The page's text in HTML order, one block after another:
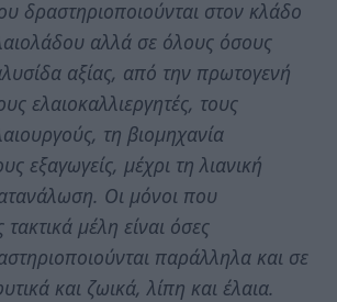
δραστηριοποιούνται στον κλάδο
αλλά σε όλους όσους
αξίας, από την πρωτογενή
ελαιοκαλλιεργητές, τους
τη βιομηχανία
εξαγωγείς, μέχρι τη λιανική
Οι μόνοι που
μέλη είναι όσες
παράλληλα και σε
και ζωικά, λίπη και έλαια.